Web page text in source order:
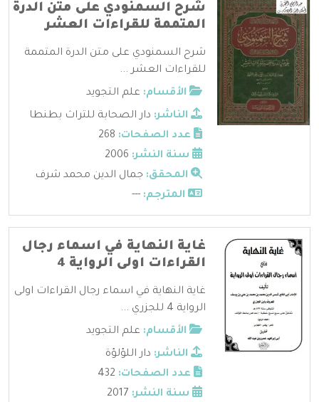
شرح السمنودي على متن الدرة
المتممة للقراءات العشر
شرح السمنودي على متن الدرة المتممة
للقراءات العشر ...
الأقسام: علم التجويد
الناشر: دار الصحابة للتراث بطنطا
عدد الصفحات:
سنة النشر:
المحقق: جمال الدين محمد شرف
المترجم: ---
غاية النهاية في اسماء رجال
القراءات اولى الرواية 4
غاية النهاية في اسماء رجال القراءات اولى
الرواية 4 للجزري ...
الأقسام: علم التجويد
الناشر: دار اللؤلؤة
عدد الصفحات:
سنة النشر: